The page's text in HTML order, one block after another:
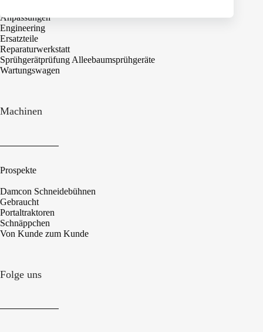
Anpassungen
Engineering
Ersatzteile
Reparaturwerkstatt
Sprühgerätprüfung Alleebaumsprühgeräte
Wartungswagen
Machinen
Prospekte
Damcon Schneidebühnen
Gebraucht
Portaltraktoren
Schnäppchen
Von Kunde zum Kunde
Folge uns